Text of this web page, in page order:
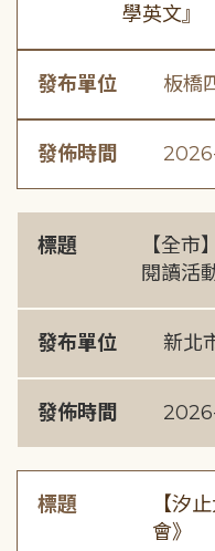
學英文』
發布單位 板橋
發佈時間
標題
【全市
閱讀活
發布單位 新北
發佈時間
標題
【汐
會》